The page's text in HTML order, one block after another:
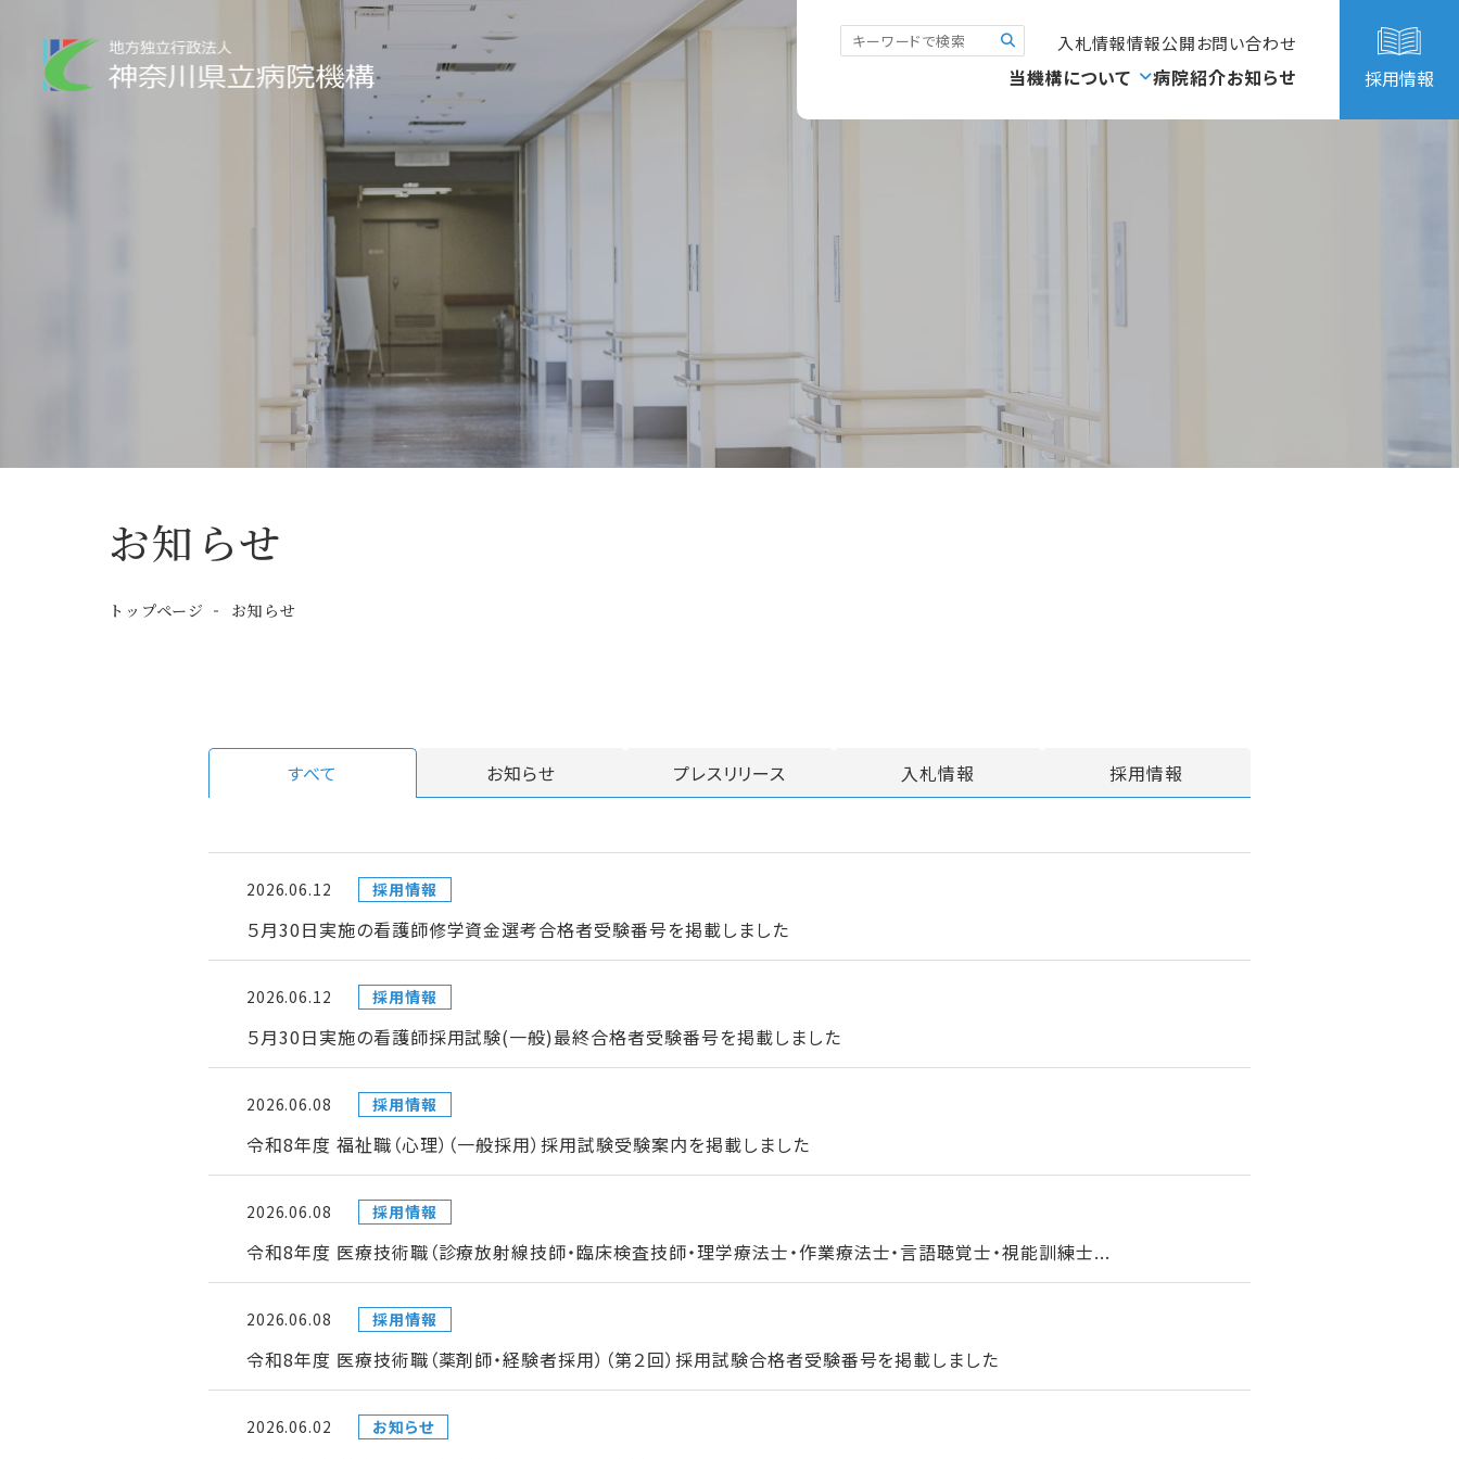
入札情報情報公開お問い合わせ
当機構について 病院紹介お知らせ 採用情報
お知らせ
トップページ お知らせ
すべて お知らせ プレスリリース 入札情報 採用情報
2026.06.12 採用情報
５月30日実施の看護師修学資金選考合格者受験番号を掲載しました
2026.06.12 採用情報
５月30日実施の看護師採用試験(一般)最終合格者受験番号を掲載しました
2026.06.08 採用情報
令和8年度 福祉職（心理）（一般採用）採用試験受験案内を掲載しました
2026.06.08 採用情報
令和8年度 医療技術職（診療放射線技師・臨床検査技師・理学療法士・作業療法士・言語聴覚士・視能訓練士...
2026.06.08 採用情報
令和8年度 医療技術職（薬剤師・経験者採用）（第２回）採用試験合格者受験番号を掲載しました
2026.06.02 お知らせ